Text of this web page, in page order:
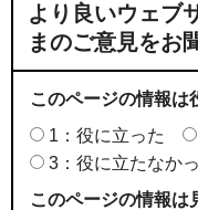
より良いウェブ
まのご意見をお
このページの情報は
1：役に立った
3：役に立たなか
このページの情報は